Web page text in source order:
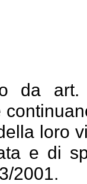
da
loro
e di
2001.